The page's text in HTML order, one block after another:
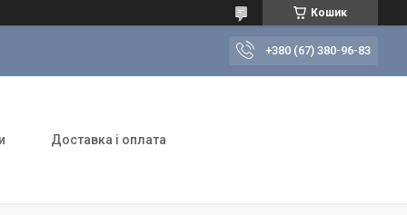
Кошик
+380 (67) 380-96-83
Доставка і оплата